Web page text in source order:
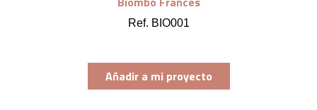
Ref. BIO001
Añadir a mi proyecto